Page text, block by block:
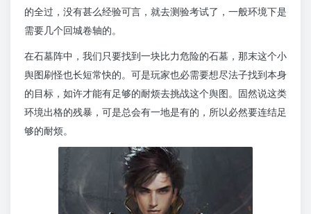
的全过，没有甚么经验可言，就去测验考试了，一般环境下是
需要几个回城卷轴的。
在石墓阵中，我们只要找到一块比力危险的石墓，那末这个小
舆图刷怪也长短常快的。可是玩家也必需要想尽法子找到本身
的目标，如许才能有足够的耐烦去挑战这个舆图。固然说这类
环境出格的残暴，可是总会有一地是有的，所以必然要连结足
够的耐烦。